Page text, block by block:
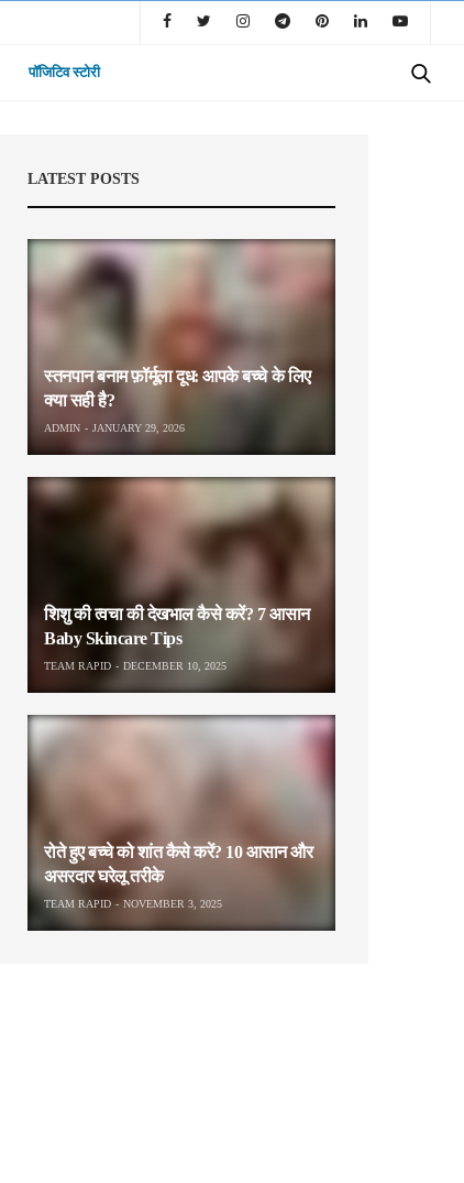
पॉजिटिव स्टोरी
LATEST POSTS
स्तनपान बनाम फ़ॉर्मूला दूध: आपके बच्चे के लिए
क्या सही है?
ADMIN JANUARY 29, 2026
शिशु की त्वचा की देखभाल कैसे करें? 7 आसान
Baby Skincare Tips
TEAM RAPID DECEMBER 10, 2025
रोते हुए बच्चे को शांत कैसे करें? 10 आसान और
असरदार घरेलू तरीके
TEAM RAPID NOVEMBER 3, 2025